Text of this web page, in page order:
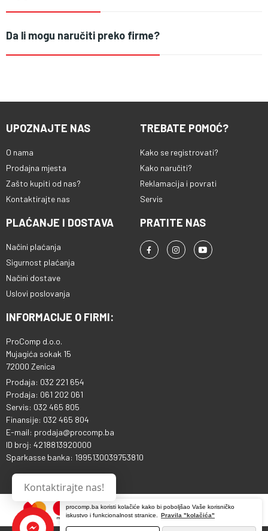
procomp.ba koristi kolačiće kako bi poboljšao Vaše korisničko
iskustvo i funkcionalnost stranice.
Pravila "kolačića"
Da li mogu naručiti preko firme?
UPOZNAJTE NAS
O nama
Prodajna mjesta
Zašto kupiti od nas?
Kontaktirajte nas
TREBATE POMOĆ?
Kako se registrovati?
Kako naručiti?
Reklamacija i povrati
Servis
PLAĆANJE I DOSTAVA
Načini plaćanja
Sigurnost plaćanja
Načini dostave
Uslovi poslovanja
PRATITE NAS
INFORMACIJE O FIRMI:
ProComp d.o.o.
Mujagića sokak 15
72000 Zenica
Prodaja: 032 221 654
Prodaja: 061 202 061
Servis: 032 465 805
Finansije: 032 465 804
E-mail: prodaja@procomp.ba
ID broj: 4218813920000
Sparkasse banka: 1995130039753810
Kontaktirajte nas!